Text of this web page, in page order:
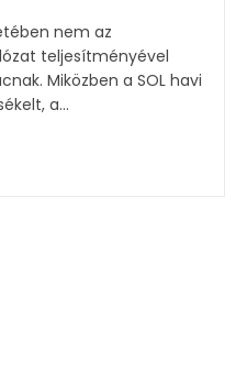
nem az
teljesítményével
havi
a...